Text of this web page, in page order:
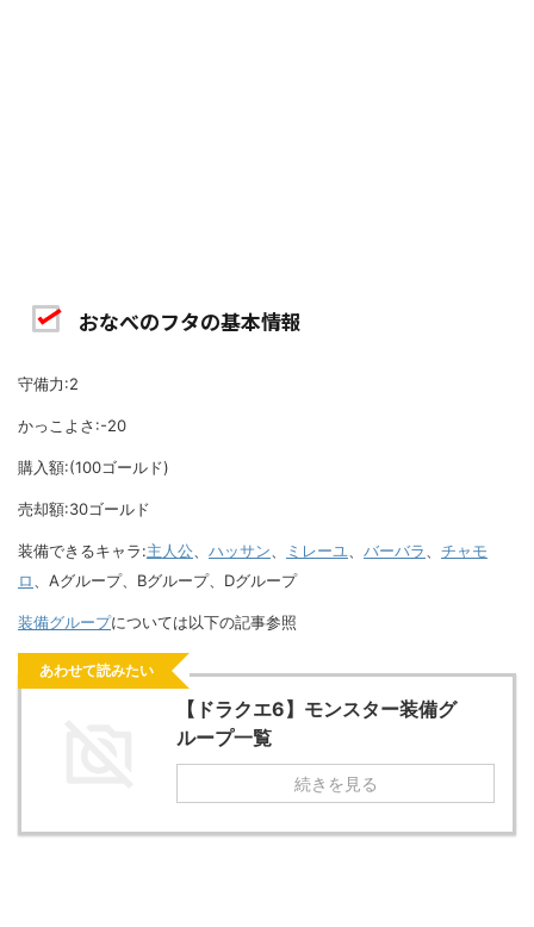
おなべのフタの基本情報
守備力:2
かっこよさ:-20
購入額:(100ゴールド)
売却額:30ゴールド
装備できるキャラ:主人公 ハッサン ミレーユ バーバラ
チャモ
ロ
、Aグループ、Bグループ、Dグループ
装備グループについては以下の記事参照
あわせて読みたい
【ドラクエ6】モンスター装備グ
ループ一覧
続きを見る